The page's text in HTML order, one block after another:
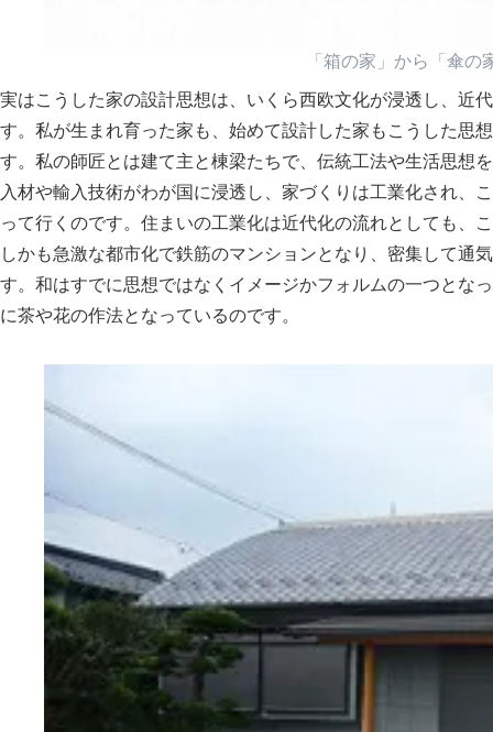
箱の家 から 傘の
実はこうした家の設計思想は、いくら西欧文化が浸透し、近
す。私が生まれ育った家も、始めて設計した家もこうした思
す。私の師匠とは建て主と棟梁たちで、伝統工法や生活思想
入材や輸入技術がわが国に浸透し、家づくりは工業化され、
って行くのです。住まいの工業化は近代化の流れとしても、
しかも急激な都市化で鉄筋のマンションとなり、密集して通
す。和はすでに思想ではなくイメージかフォルムの一つとな
に茶や花の作法となっているのです。